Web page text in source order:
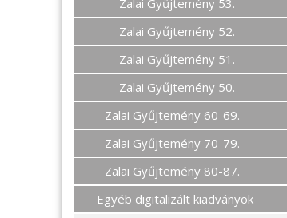
Zalai Gyűjtemény 53.
Zalai Gyűjtemény 52.
Zalai Gyűjtemény 51.
Zalai Gyűjtemény 50.
Zalai Gyűjtemény 60-69.
Zalai Gyűjtemény 70-79.
Zalai Gyűjtemény 80-87.
Egyéb digitalizált kiadványok